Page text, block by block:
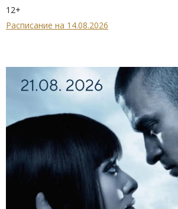
12+
Расписание на 14.08.2026